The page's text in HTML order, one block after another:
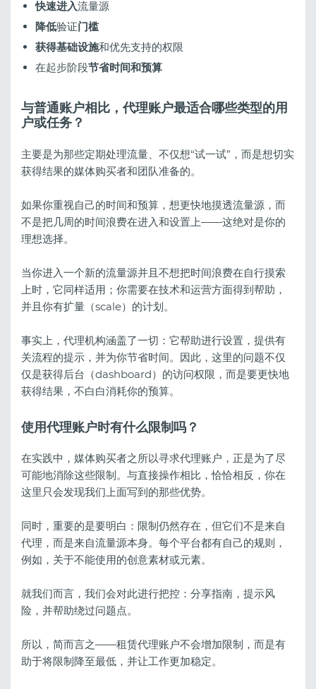
快速进入流量源
降低验证门槛
获得基础设施和优先支持的权限
在起步阶段节省时间和预算
与普通账户相比，代理账户最适合哪些类型的用
户或任务？
主要是为那些定期处理流量、不仅想“试一试”，而是想切实
获得结果的媒体购买者和团队准备的。
如果你重视自己的时间和预算，想更快地摸透流量源，而
不是把几周的时间浪费在进入和设置上——这绝对是你的
理想选择。
当你进入一个新的流量源并且不想把时间浪费在自行摸索
上时，它同样适用；你需要在技术和运营方面得到帮助，
并且你有扩量（scale）的计划。
事实上，代理机构涵盖了一切：它帮助进行设置，提供有
关流程的提示，并为你节省时间。因此，这里的问题不仅
仅是获得后台（dashboard）的访问权限，而是要更快地
获得结果，不白白消耗你的预算。
使用代理账户时有什么限制吗？
在实践中，媒体购买者之所以寻求代理账户，正是为了尽
可能地消除这些限制。与直接操作相比，恰恰相反，你在
这里只会发现我们上面写到的那些优势。
同时，重要的是要明白：限制仍然存在，但它们不是来自
代理，而是来自流量源本身。每个平台都有自己的规则，
例如，关于不能使用的创意素材或元素。
就我们而言，我们会对此进行把控：分享指南，提示风
险，并帮助绕过问题点。
所以，简而言之——租赁代理账户不会增加限制，而是有
助于将限制降至最低，并让工作更加稳定。